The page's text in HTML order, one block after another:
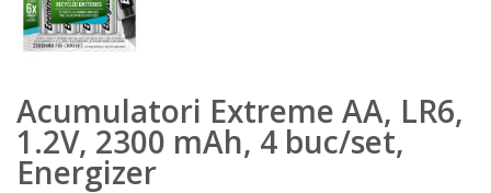
Acumulatori Extreme AA, LR6,
1.2V, 2300 mAh, 4 buc/set,
Energizer